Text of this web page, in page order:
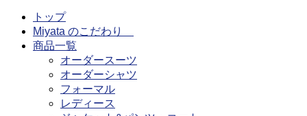
トップ
Miyata のこだわり
商品一覧
オーダースーツ
オーダーシャツ
フォーマル
レディース